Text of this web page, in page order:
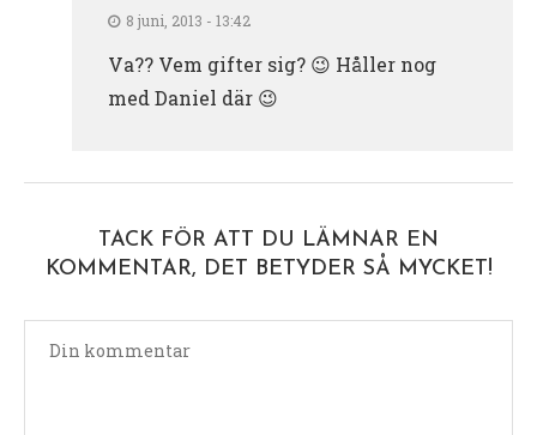
8 juni, 2013 - 13:42
Va?? Vem gifter sig? 😉 Håller nog
med Daniel där 😉
TACK FÖR ATT DU LÄMNAR EN
KOMMENTAR, DET BETYDER SÅ MYCKET!